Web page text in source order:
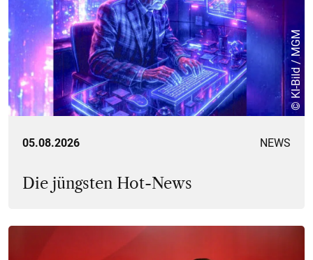
© KI-Bild / MGM
05.08.2026 NEWS
Die jüngsten Hot-News